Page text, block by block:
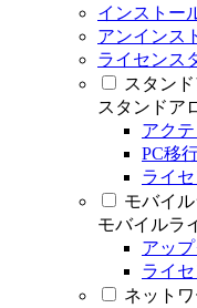
インストー
アンインス
ライセンス
スタン
スタンドア
アク
PC移
ライ
モバイ
モバイルラ
アッ
ライ
ネット